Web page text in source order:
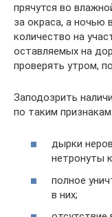
прячутся во
за окраса, а ночью
количество на
оставляемых на
проверять утром,
Заподозрить
по таким признакам:
дырки
нетронуты
полное
в них;